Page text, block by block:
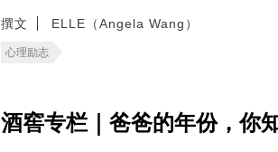
撰文 ELLE（Angela Wang）
心理励志
酒窖专栏｜爸爸的年份，你